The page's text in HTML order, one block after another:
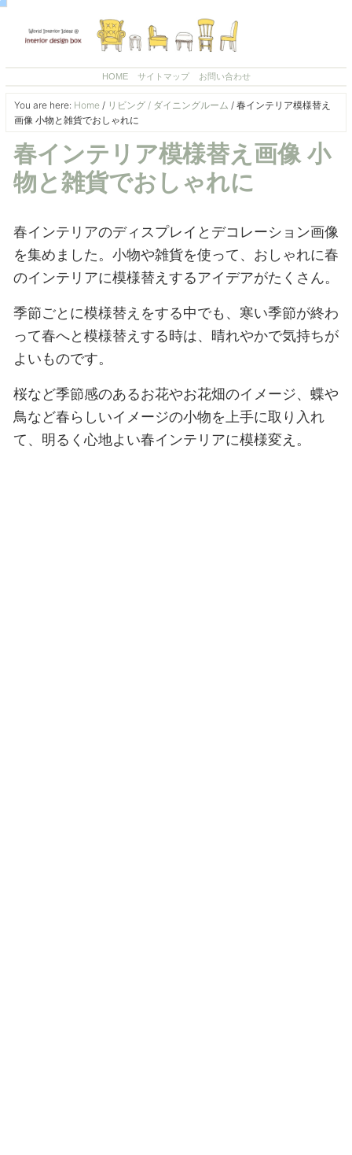
HOME サイトマップ お問い合わせ
You are here: Home / リビング / ダイニングルーム /春インテリア模様替え
画像 小物と雑貨でおしゃれに
春インテリア模様替え画像 小
物と雑貨でおしゃれに
春インテリアのディスプレイとデコレーション画像
を集めました。小物や雑貨を使って、おしゃれに春
のインテリアに模様替えするアイデアがたくさん。
季節ごとに模様替えをする中でも、寒い季節が終わ
って春へと模様替えする時は、晴れやかで気持ちが
よいものです。
桜など季節感のあるお花やお花畑のイメージ、蝶や
鳥など春らしいイメージの小物を上手に取り入れ
て、明るく心地よい春インテリアに模様変え。